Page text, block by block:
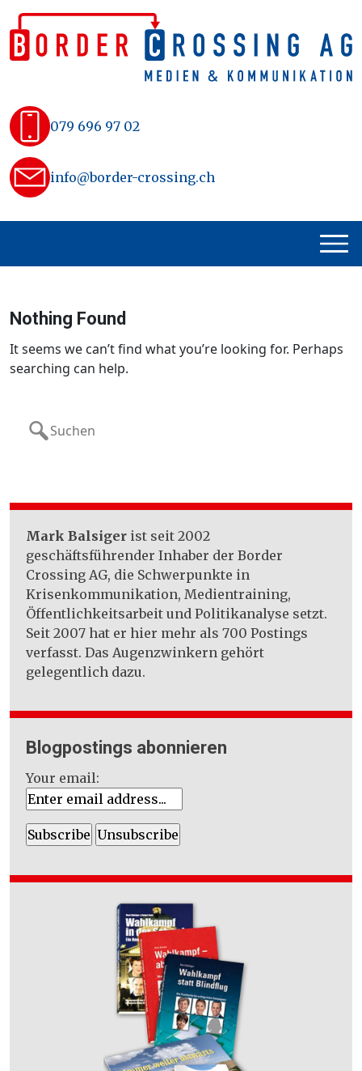
Skip
to
content
079 696 97 02
info@border-crossing.ch
Nothing Found
It seems we can’t find what you’re looking for. Perhaps
searching can help.
for:
Mark Balsiger ist seit 2002
geschäftsführender Inhaber der Border
Crossing AG, die Schwerpunkte in
Krisenkommunikation, Medientraining,
Öffentlichkeitsarbeit und Politikanalyse setzt.
Seit 2007 hat er hier mehr als 700 Postings
verfasst. Das Augenzwinkern gehört
gelegentlich dazu.
Blogpostings abonnieren
Your email: